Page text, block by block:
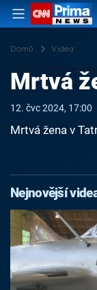
Domů Videa
Mrtvá
12. čvc 2024, 17:00
Mrtvá žena v
Nejnovější